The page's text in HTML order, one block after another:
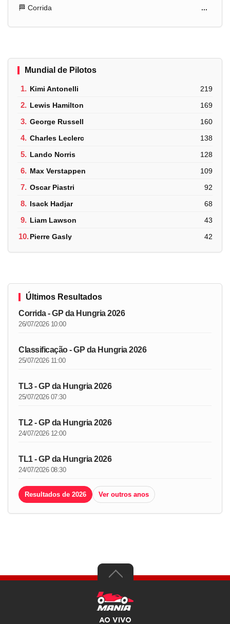
🏁 Corrida ...
Mundial de Pilotos
1. Kimi Antonelli 219
2. Lewis Hamilton 169
3. George Russell 160
4. Charles Leclerc 138
5. Lando Norris 128
6. Max Verstappen 109
7. Oscar Piastri 92
8. Isack Hadjar 68
9. Liam Lawson 43
10.Pierre Gasly 42
Últimos Resultados
Corrida - GP da Hungria 2026
26/07/2026 10:00
Classificação - GP da Hungria 2026
25/07/2026 11:00
TL3 - GP da Hungria 2026
25/07/2026 07:30
TL2 - GP da Hungria 2026
24/07/2026 12:00
TL1 - GP da Hungria 2026
24/07/2026 08:30
Resultados de 2026 Ver outros anos
AO VIVO